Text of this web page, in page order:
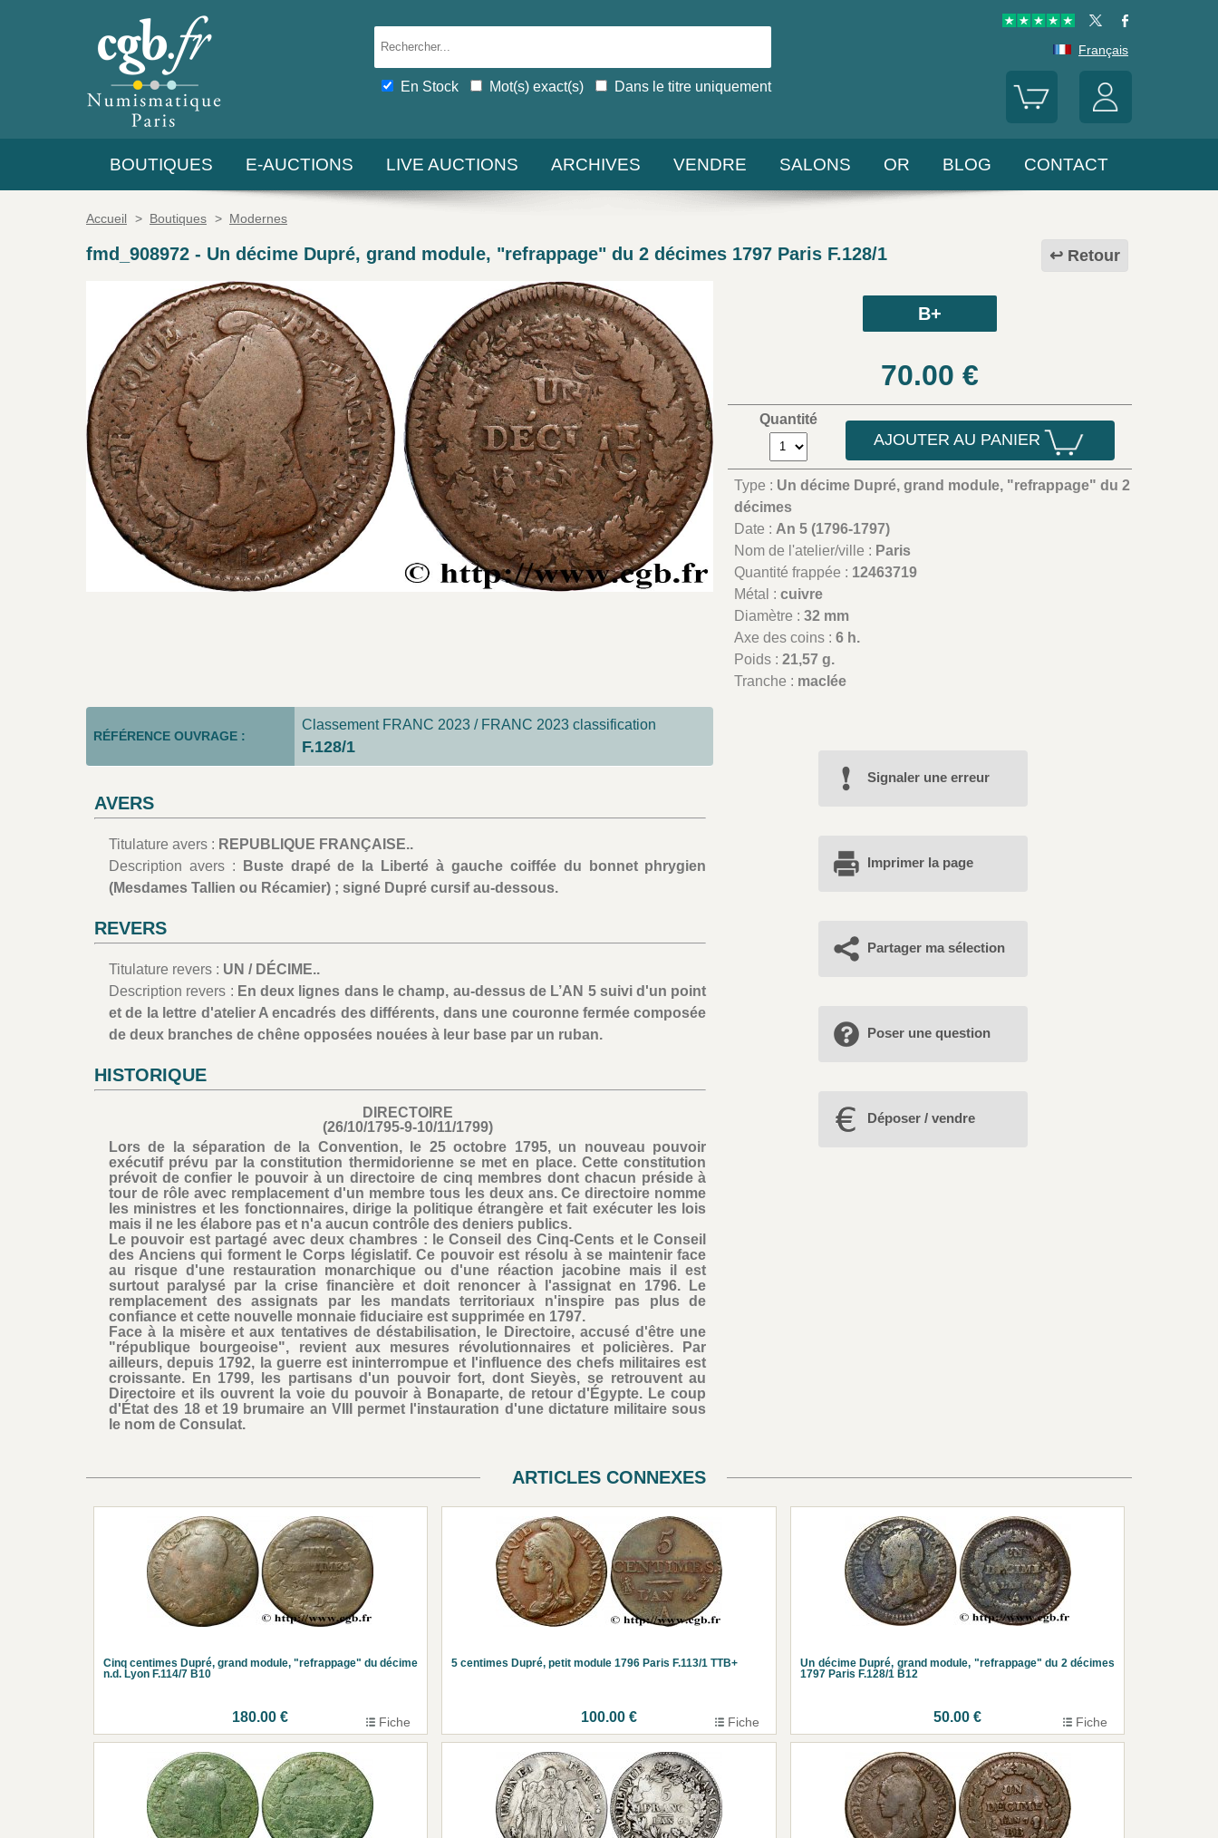
En Stock Mot(s) exact(s) Dans le titre uniquement
Français
BOUTIQUES E-AUCTIONS LIVE AUCTIONS ARCHIVES VENDRE SALONS OR BLOG CONTACT
Accueil > Boutiques > Modernes
Retour
fmd_908972 - Un décime Dupré, grand module, "refrappage" du 2 décimes 1797 Paris F.128/1
B+
70.00 €
Quantité
AJOUTER AU PANIER
Type : Un décime Dupré, grand module, "refrappage" du 2
décimes
Date : An 5 (1796-1797)
Nom de l'atelier/ville : Paris
Quantité frappée : 12463719
Métal :cuivre
Diamètre :32 mm
Axe des coins :6 h.
Poids :21,57 g.
Tranche : maclée
RÉFÉRENCE OUVRAGE :
Classement FRANC 2023 / FRANC 2023 classification
F.128/1
AVERS
Titulature avers : REPUBLIQUE FRANÇAISE..
Description avers :
Buste drapé de la Liberté à gauche coiffée du bonnet phrygien
(Mesdames Tallien ou Récamier) ; signé Dupré cursif au-dessous.
REVERS
Titulature revers : UN / DÉCIME..
Description revers : En deux lignes dans le champ, au-dessus de L’AN 5 suivi d'un point
et de la lettre d'atelier A encadrés des différents, dans une couronne fermée composée
de deux branches de chêne opposées nouées à leur base par un ruban.
HISTORIQUE
DIRECTOIRE
(26/10/1795-9-10/11/1799)
Lors de la séparation de la Convention, le 25 octobre 1795, un nouveau pouvoir
exécutif prévu par la constitution thermidorienne se met en place. Cette constitution
prévoit de confier le pouvoir à un directoire de cinq membres dont chacun préside à
tour de rôle avec remplacement d'un membre tous les deux ans. Ce directoire nomme
les ministres et les fonctionnaires, dirige la politique étrangère et fait exécuter les lois
mais il ne les élabore pas et n'a aucun contrôle des deniers publics.
Le pouvoir est partagé avec deux chambres : le Conseil des Cinq-Cents et le Conseil
des Anciens qui forment le Corps législatif. Ce pouvoir est résolu à se maintenir face
au risque d'une restauration monarchique ou d'une réaction jacobine mais il est
surtout paralysé par la crise financière et doit renoncer à l'assignat en 1796. Le
remplacement des assignats par les mandats territoriaux n'inspire pas plus de
confiance et cette nouvelle monnaie fiduciaire est supprimée en 1797.
Face à la misère et aux tentatives de déstabilisation, le Directoire, accusé d'être une
"république bourgeoise", revient aux mesures révolutionnaires et policières. Par
ailleurs, depuis 1792, la guerre est ininterrompue et l'influence des chefs militaires est
croissante. En 1799, les partisans d'un pouvoir fort, dont Sieyès, se retrouvent au
Directoire et ils ouvrent la voie du pouvoir à Bonaparte, de retour d'Égypte. Le coup
d'État des 18 et 19 brumaire an VIII permet l'instauration d'une dictature militaire sous
le nom de Consulat.
Signaler une erreur
Imprimer la page
Partager ma sélection
Poser une question
Déposer / vendre
ARTICLES CONNEXES
Cinq centimes Dupré, grand module, "refrappage" du décime
n.d. Lyon F.114/7 B10
180.00 € Fiche
5 centimes Dupré, petit module 1796 Paris F.113/1 TTB+
100.00 € Fiche
Un décime Dupré, grand module, "refrappage" du 2 décimes
1797 Paris F.128/1 B12
50.00 € Fiche